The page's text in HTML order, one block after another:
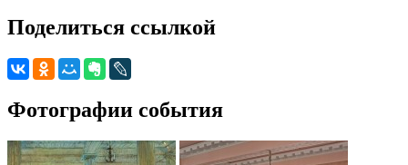
Поделиться ссылкой
Фотографии события